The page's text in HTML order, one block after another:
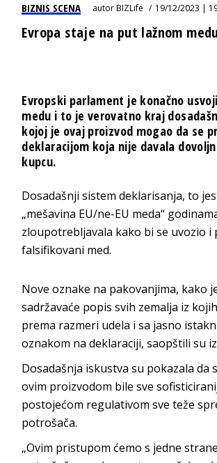
BIZNIS SCENA autorBIZLife 19/12/2023 |
Evropa staje na put lažnom medu
Evropski parlament je konačno
medu i to je verovatno kraj
kojoj je ovaj proizvod mogao da se
deklaracijom koja nije davala
kupcu.
Dosadašnji sistem deklarisanja, to
„mešavina EU/ne-EU meda“
zloupotrebljavala kako bi se uvozio i
falsifikovani med.
Nove oznake na pakovanjima, kako
sadržavaće popis svih zemalja iz
prema razmeri udela i sa jasno
oznakom na deklaraciji, saopštili su
Dosadašnja iskustva su pokazala da
ovim proizvodom bile sve
postojećom regulativom sve teže
potrošača.
„Ovim pristupom ćemo s jedne